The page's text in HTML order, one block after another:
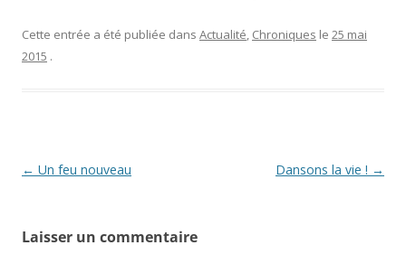
Cette entrée a été publiée dans Actualité, Chroniques le 25 mai
2015 .
Navigation
← Un feu nouveau Dansons la vie ! →
Laisser un commentaire